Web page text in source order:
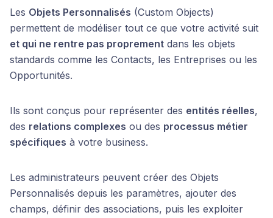
Les Objets Personnalisés (Custom Objects)
permettent de modéliser tout ce que votre activité suit
et qui ne rentre pas proprement dans les objets
standards comme les Contacts, les Entreprises ou les
Opportunités.
Ils sont conçus pour représenter des entités réelles,
des relations complexes ou des processus métier
spécifiques à votre business.
Les administrateurs peuvent créer des Objets
Personnalisés depuis les paramètres, ajouter des
champs, définir des associations, puis les exploiter